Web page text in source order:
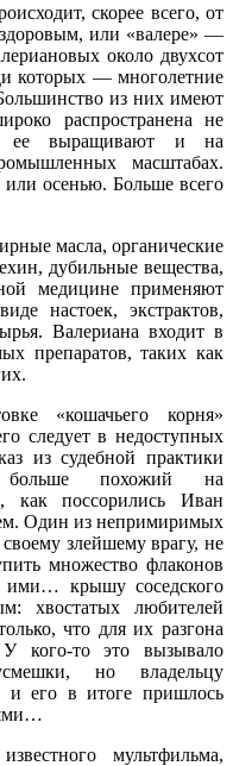
скорее всего, от
или «валере» —
около двухсот
которых — многолетние
из них имеют
распространена не
ее выращивают и на
масштабах.
осенью. Больше всего
масла, органические
дубильные вещества,
медицине применяют
настоек, экстрактов,
Валериана входит в
препаратов, таких как
«кошачьего корня»
следует в недоступных
из судебной практики
больше похожий на
как поссорились Иван
Один из непримиримых
злейшему врагу, не
множество флаконов
ими… крышу соседского
хвостатых любителей
что для их разгона
У кого-то это вызывало
но владельцу
и его в итоге пришлось
мультфильма,